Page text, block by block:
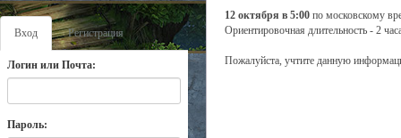
Вход Регистрация
Логин или Почта:
Пароль:
12 октября в 5:00 по московскому
Ориентировочная длительность - 2
Пожалуйста, учтите данную